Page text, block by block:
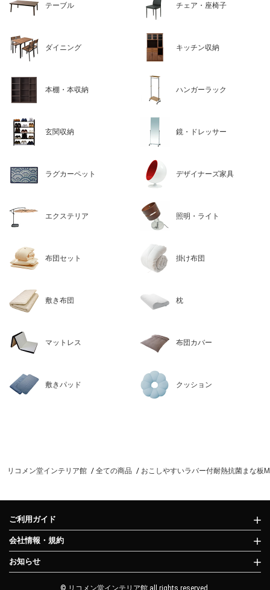
テーブル チェア・座椅子
ダイニング キッチン収納
本棚・本収納 ハンガーラック
玄関収納 鏡・ドレッサー
ラグカーペット デザイナーズ家具
エクステリア 照明・ライト
布団セット 掛け布団
敷き布団 枕
マットレス 布団カバー
敷きパッド クッション
リコメン堂インテリア館 全ての商品 おこしやすいラバー付耐熱抗菌まな板
ご利用ガイド
会社情報・規約
お知らせ
© リコメン堂インテリア館 all rights reserved.